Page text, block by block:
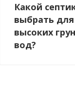
Какой
выбрать для
высоких
вод?